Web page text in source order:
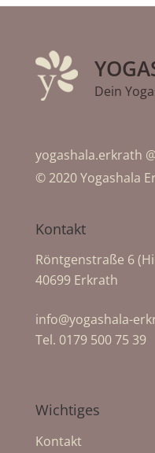
Dein
yogashala.erkrath
© 2020 Yogashala
Kontakt
Röntgenstraße 6
40699 Erkrath
info@yogashala-
Tel. 0179 500 75 39
Wichtiges
Kontakt